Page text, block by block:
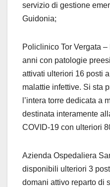
servizio di gestione
Guidonia;
Policlinico Tor Vergata
anni con patologie
attivati ulteriori 16 posti
malattie infettive. Si sta
l’intera torre dedicata a
destinata interamente
COVID-19 con ulteriori
Azienda Ospedaliera
disponibili ulteriori 3
domani attivo reparto di